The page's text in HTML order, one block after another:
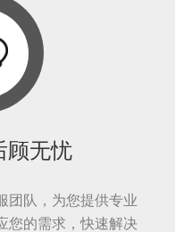
顾无忧
团队，为您提供专业
您的需求，快速解决